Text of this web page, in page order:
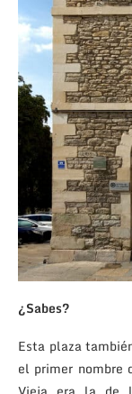
¿Sabes?
Esta plaza
el primer nombre